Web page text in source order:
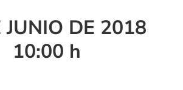
JUNIO DE 2018
10:00 h